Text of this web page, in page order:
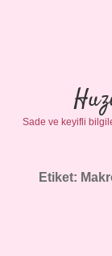
Sade ve keyifli
Etiket: